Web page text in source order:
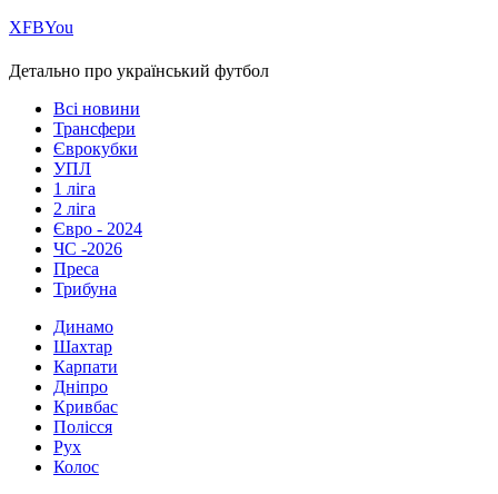
ХFBYou
Детально про український футбол
Всі новини
Трансфери
Єврокубки
УПЛ
1 ліга
2 ліга
Євро - 2024
ЧС -2026
Преса
Трибуна
Динамо
Шахтар
Карпати
Дніпро
Кривбас
Полісся
Рух
Колос